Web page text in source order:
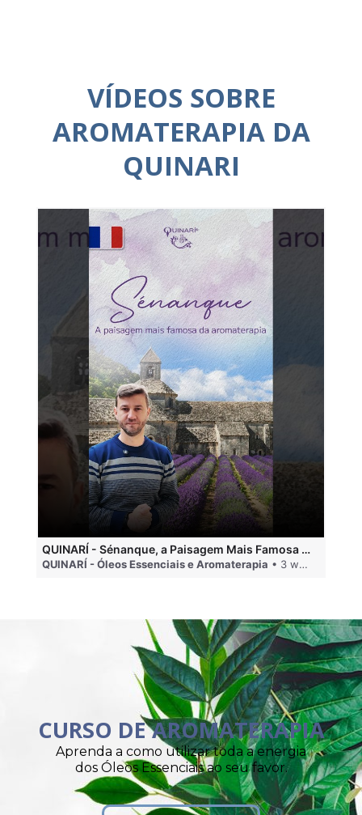
VÍDEOS SOBRE
AROMATERAPIA DA
QUINARI
QUINARÍ - Sénanque, a Paisagem Mais Famosa da Aromaterapia
QUINARÍ - Óleos Essenciais e Aromaterapia • 3 weeks ago
CURSO DE AROMATERAPIA
Aprenda a como utilizar toda a energia
dos Óleos Essenciais ao seu favor.